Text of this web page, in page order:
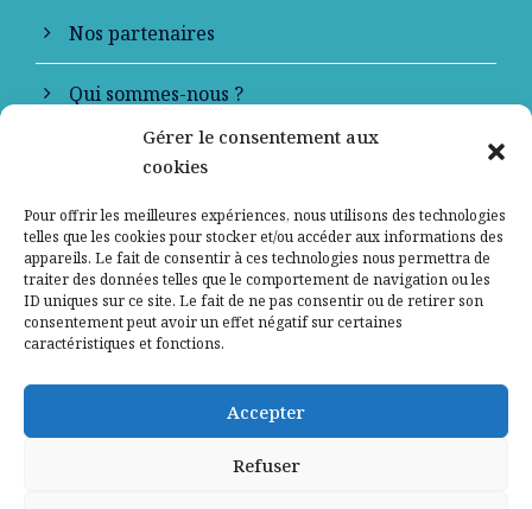
Gérer le consentement aux
cookies
Pour offrir les meilleures expériences, nous utilisons des technologies
telles que les cookies pour stocker et/ou accéder aux informations des
appareils. Le fait de consentir à ces technologies nous permettra de
traiter des données telles que le comportement de navigation ou les
ID uniques sur ce site. Le fait de ne pas consentir ou de retirer son
consentement peut avoir un effet négatif sur certaines
caractéristiques et fonctions.
Accepter
Refuser
Nos partenaires
Qui sommes-nous ?
Contactez-nous
Mentions légales
Politique de confidentialité